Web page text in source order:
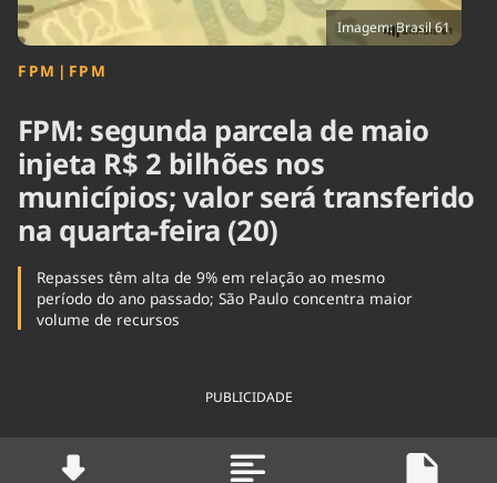
Imagem: Brasil 61
FPM | FPM
FPM: segunda parcela de maio
injeta R$ 2 bilhões nos
municípios; valor será transferido
na quarta-feira (20)
Repasses têm alta de 9% em relação ao mesmo
período do ano passado; São Paulo concentra maior
volume de recursos
PUBLICIDADE